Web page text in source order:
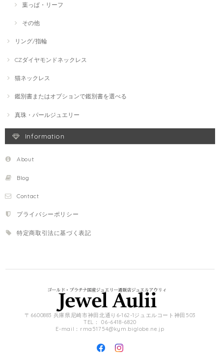
葉っぱ・リーフ
その他
リング/指輪
CZダイヤモンドネックレス
猫ネックレス
鑑別書またはオプションで鑑別書を選べる
真珠・パールジュエリー
Information
About
Blog
Contact
プライバシーポリシー
特定商取引法に基づく表記
〒6600883 兵庫県尼崎市神田北通り6-162-1ジュエルコート神田503
TEL： 06-6418-6820
E-mail： rma51754@kym.biglobe.ne.jp